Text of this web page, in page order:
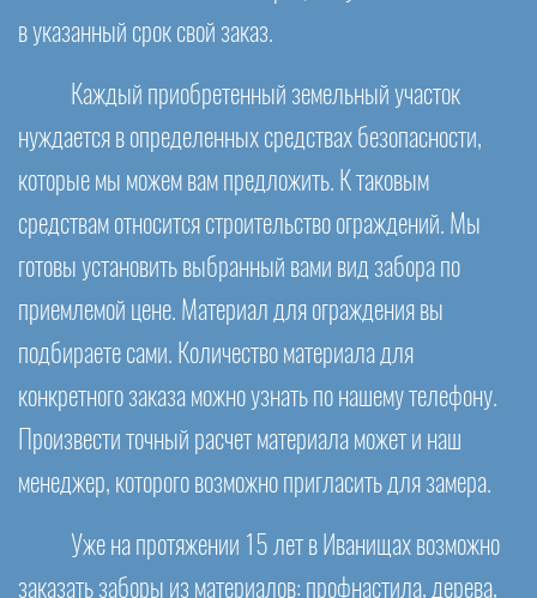
в указанный срок свой заказ.
Каждый приобретенный земельный участок
нуждается в определенных средствах безопасности,
которые мы можем вам предложить. К таковым
средствам относится строительство ограждений. Мы
готовы установить выбранный вами вид забора по
приемлемой цене. Материал для ограждения вы
подбираете сами. Количество материала для
конкретного заказа можно узнать по нашему телефону.
Произвести точный расчет материала может и наш
менеджер, которого возможно пригласить для замера.
Уже на протяжении 15 лет в Иванищах возможно
заказать заборы из материалов: профнастила, дерева,